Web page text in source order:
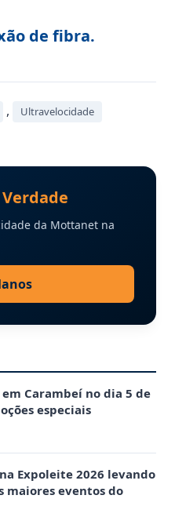
de fibra.
, Ultravelocidade
da Mottanet na
Carambeí no dia 5 de
especiais
Expoleite 2026 levando
maiores eventos do